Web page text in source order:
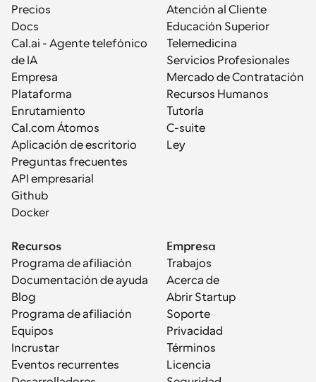
Precios
Docs
Cal.ai - Agente telefónico
de IA
Empresa
Plataforma
Enrutamiento
Cal.com Átomos
Aplicación de escritorio
Preguntas frecuentes
API empresarial
Github
Docker
Atención al Cliente
Educación Superior
Telemedicina
Servicios Profesionales
Mercado de Contratación
Recursos Humanos
Tutoría
C-suite
Ley
Recursos
Programa de afiliación
Documentación de ayuda
Blog
Programa de afiliación
Equipos
Incrustar
Eventos recurrentes
Empresa
Trabajos
Acerca de
Abrir Startup
Soporte
Privacidad
Términos
Licencia